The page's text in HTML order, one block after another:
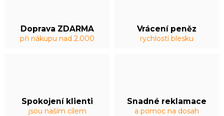
Doprava ZDARMA
při nákupu nad 2.000
Vrácení peněz
rychlostí blesku
Spokojení klienti
jsou naším cílem
Snadné reklamace
a pomoc na dosah